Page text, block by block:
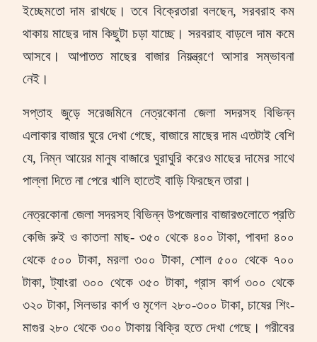
ইচ্ছেমতো দাম রাখছে। তবে বিক্রেতারা বলছেন, সরবরাহ কম
থাকায় মাছের দাম কিছুটা চড়া যাচ্ছে। সরবরাহ বাড়লে দাম কমে
আসবে। আপাতত মাছের বাজার নিয়ন্ত্রণে আসার সম্ভাবনা
নেই।
সপ্তাহ জুড়ে সরেজমিনে নেত্রকোনা জেলা সদরসহ বিভিন্ন
এলাকার বাজার ঘুরে দেখা গেছে, বাজারে মাছের দাম এতটাই বেশি
যে, নিম্ন আয়ের মানুষ বাজারে ঘুরাঘুরি করেও মাছের দামের সাথে
পাল্লা দিতে না পেরে খালি হাতেই বাড়ি ফিরছেন তারা।
নেত্রকোনা জেলা সদরসহ বিভিন্ন উপজেলার বাজারগুলোতে প্রতি
কেজি রুই ও কাতলা মাছ- ৩৫০ থেকে ৪০০ টাকা,পাবদা ৪০০
থেকে ৫০০ টাকা,মরলা ৩০০ টাকা,শোল ৫০০ থেকে ৭০০
টাকা,ট্যাংরা ৩০০ থেকে ৩৫০ টাকা, গ্রাস কার্প ৩০০ থেকে
৩২০ টাকা,সিলভার কার্প ও মৃগেল ২৮০-৩০০ টাকা,চাষের শিং-
মাগুর ২৮০ থেকে ৩০০ টাকায় বিক্রি হতে দেখা গেছে। গরীবের